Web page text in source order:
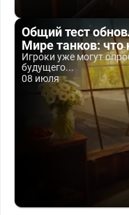
Общий тест
Мире танков: что
Игроки уже могут
будущего...
08 июля